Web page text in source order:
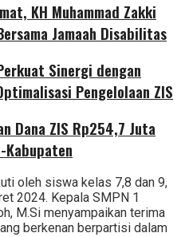
KH Muhammad Zakki
Jamaah Disabilitas
Sinergi dengan
Pengelolaan ZIS
Dana ZIS Rp254,7 Juta
Kabupaten
oleh siswa kelas 7,8 dan 9,
2024. Kepala SMPN 1
M.Si menyampaikan terima
berkenan berpartisi dalam